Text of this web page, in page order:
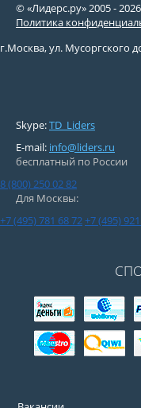
© «Лидерс.ру» 2005 -2026
Политика
г.Москва, ул. Мусоргского
Skype:TD_Liders
E-mail: info@liders.ru
бесплатный по России
8 (800) 250 02 82
Для Москвы:
+7 (495) 781 68 72+7 (495)